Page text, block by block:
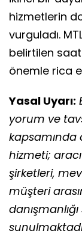
hizmetlerin
vurguladı.
belirtilen
önemle rica
Yasal Uyarı:
yorum ve
kapsamında
hizmeti;
şirketleri,
müşteri